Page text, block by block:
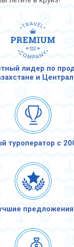
лидер по
и
туроператор с
предложения